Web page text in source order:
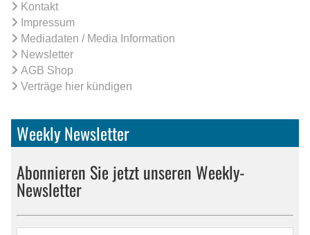
Kontakt
Impressum
Mediadaten / Media Information
Newsletter
AGB Shop
Verträge hier kündigen
Weekly Newsletter
Abonnieren Sie jetzt unseren Weekly-
Newsletter